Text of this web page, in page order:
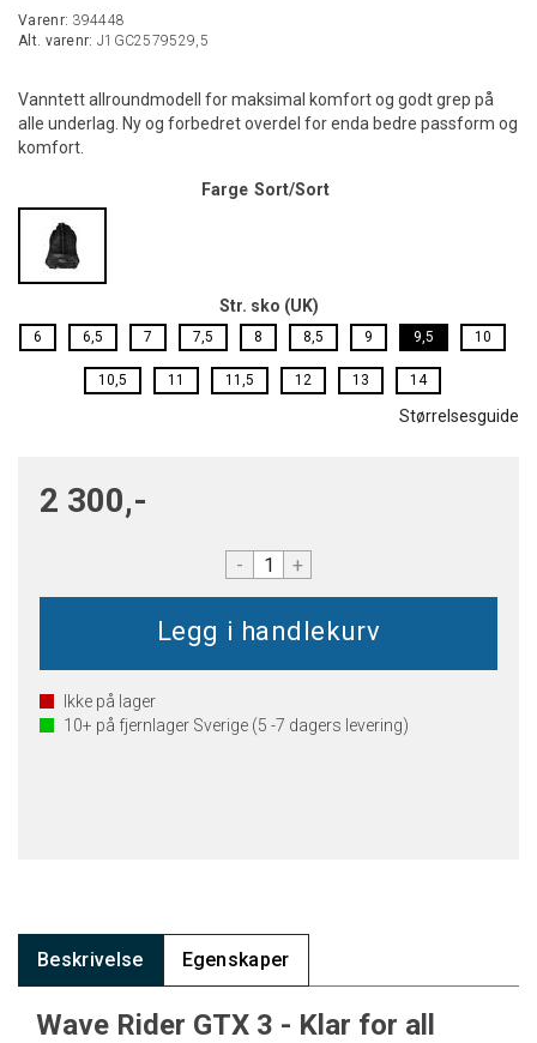
Varenr: 394448
Alt. varenr: J1GC2579529,5
Vanntett allroundmodell for maksimal komfort og godt grep på
alle underlag. Ny og forbedret overdel for enda bedre passform og
komfort.
Farge Sort/Sort
Str. sko (UK)
6 6,5 7 7,5 8 8,5 9 9,5 10
10,5 11 11,5 12 13 14
Størrelsesguide
2 300,-
- +
Ikke på lager
10+ på fjernlager Sverige (5 -7 dagers levering)
Beskrivelse Egenskaper
Wave Rider GTX 3 - Klar for all